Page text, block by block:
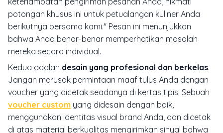
potongan khusus ini untuk petualangan kuliner Anda
berikutnya bersama kami." Pesan ini menunjukkan
bahwa Anda benar-benar memperhatikan masalah
mereka secara individual.
Kedua adalah desain yang profesional dan berkelas.
Jangan merusak permintaan maaf tulus Anda dengan
voucher yang dicetak seadanya di kertas tipis. Sebuah
voucher custom yang didesain dengan baik,
menggunakan identitas visual brand Anda, dan dicetak
di atas material berkualitas mengirimkan sinyal bahwa